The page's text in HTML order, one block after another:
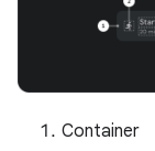
Container